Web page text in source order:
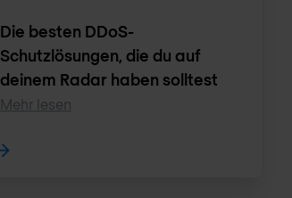
Die besten DDoS-
Schutzlösungen, die du auf
deinem Radar haben solltest
Mehr lesen